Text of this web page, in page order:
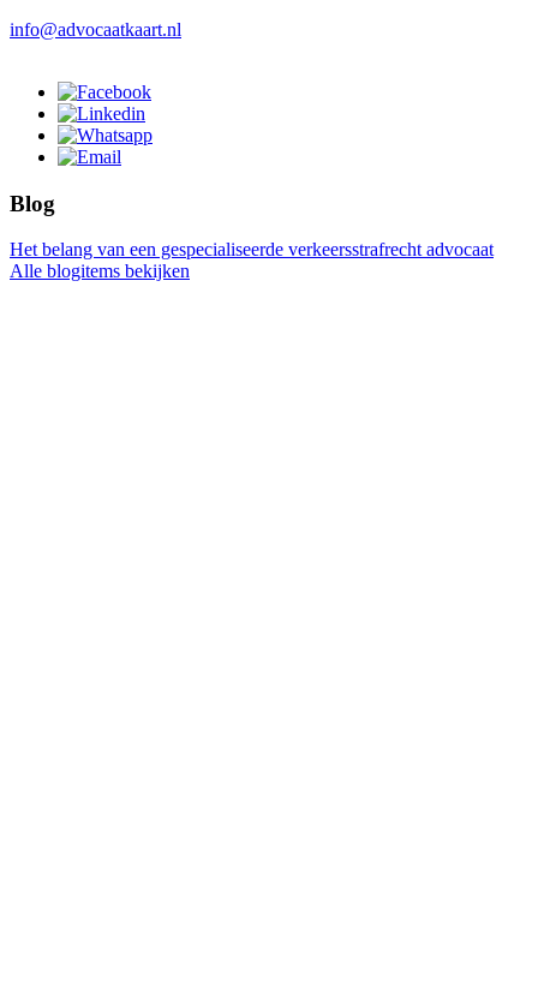
info@advocaatkaart.nl
Blog
Het belang van een gespecialiseerde verkeersstrafrecht advocaat
Alle blogitems bekijken